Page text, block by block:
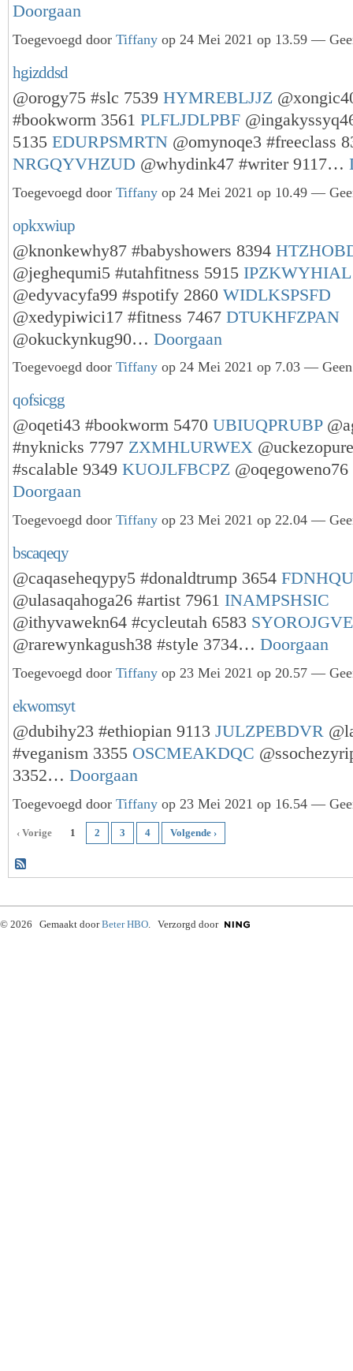
Doorgaan
Toegevoegd door Tiffany op 24 Mei 2021 op 13.59 —
hgizddsd
@orogy75 #slc 7539 HYMREBLJJZ
#bookworm 3561 PLFLJDLPBF
5135 EDURPSMRTN @omynoqe3 #freeclass
NRGQYVHZUD @whydink47 #writer 9117…
Toegevoegd door Tiffany op 24 Mei 2021 op 10.49 —
opkxwiup
@knonkewhy87 #babyshowers 8394
@jeghequmi5 #utahfitness 5915 IPZKWYHIAL
@edyvacyfa99 #spotify 2860 WIDLKSPSFD
@xedypiwici17 #fitness 7467 DTUKHFZPAN
@okuckynkug90… Doorgaan
Toegevoegd door Tiffany op 24 Mei 2021 op 7.03 — Geen
qofsicgg
@oqeti43 #bookworm 5470 UBIUQPRUBP
#nyknicks 7797 ZXMHLURWEX
#scalable 9349 KUOJLFBCPZ
Doorgaan
Toegevoegd door Tiffany op 23 Mei 2021 op 22.04 —
bscaqeqy
@caqaseheqypy5 #donaldtrump 3654
@ulasaqahoga26 #artist 7961 INAMPSHSIC
@ithyvawekn64 #cycleutah 6583
@rarewynkagush38 #style 3734… Doorgaan
Toegevoegd door Tiffany op 23 Mei 2021 op 20.57 —
ekwomsyt
@dubihy23 #ethiopian 9113 JULZPEBDVR
#veganism 3355 OSCMEAKDQC
3352… Doorgaan
Toegevoegd door Tiffany op 23 Mei 2021 op 16.54 —
‹ Vorige 1 2 3 4 Volgende ›
© 2026 Gemaakt doorBeter HBO. Verzorgd door